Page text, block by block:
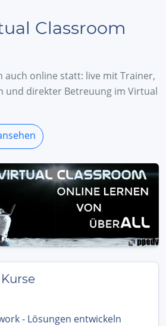
Classroom
auch online statt: live mit Trainer,
und direkter Betreuung im Virtual
- Lösungen entwickeln